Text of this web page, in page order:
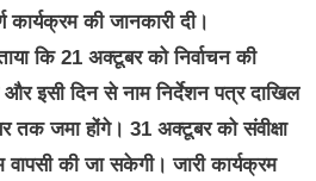
कार्यक्रम की जानकारी दी।
कि 21 अक्टूबर को निर्वाचन की
इसी दिन से नाम निर्देशन पत्र दाखिल
जमा होंगे। 31 अक्टूबर को संवीक्षा
की जा सकेगी। जारी कार्यक्रम